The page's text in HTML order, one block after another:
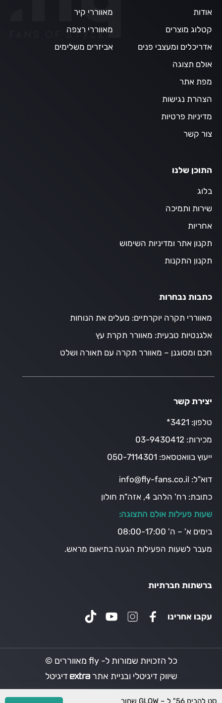
סט להבים 56" ל – GLOW שחור
אודות
קטלוג מוצרים
אדריכלים ומעצבי פנים
אולם תצוגה
מפת אתר
הצהרת נגישות
מדיניות פרטיות
צור קשר
מאווררי קיר
מאווררי רצפה
אביזרים משלימים
התוכן שלנו
בלוג
שירות ותמיכה
אחריות
תקנון אתר ומדיניות השימוש
תקנון התקנות
כתבות נבחרות
מאווררי תקרה יוקרתיים: מעלים את הנוחות
אלגנטיות טבעית: מאוורר תקרת עץ
חכם ומסוגנן – מאוורר תקרה עם תאורה ושלט
יצירת קשר
טלפון: 3421*
מכירות: 03-9430412
ייעוץ בוואטסאפ: 050-7114301
דוא"ל: info@fly-fans.co.il
כתובת: רח' הלהב 4, אזה"ת חולון
שעות פעילות אולם התצוגה:
בימים א' – ה' 08:00-17:00
מעבר לשעות הפעילות הגעה בתיאום מראש.
ברשתות חברתיות
עקבו אחרינו
כל הזכויות שמורות ל- fly מאווררים ©
שיווק דיגיטלי ובניית אתר
דיגיטל